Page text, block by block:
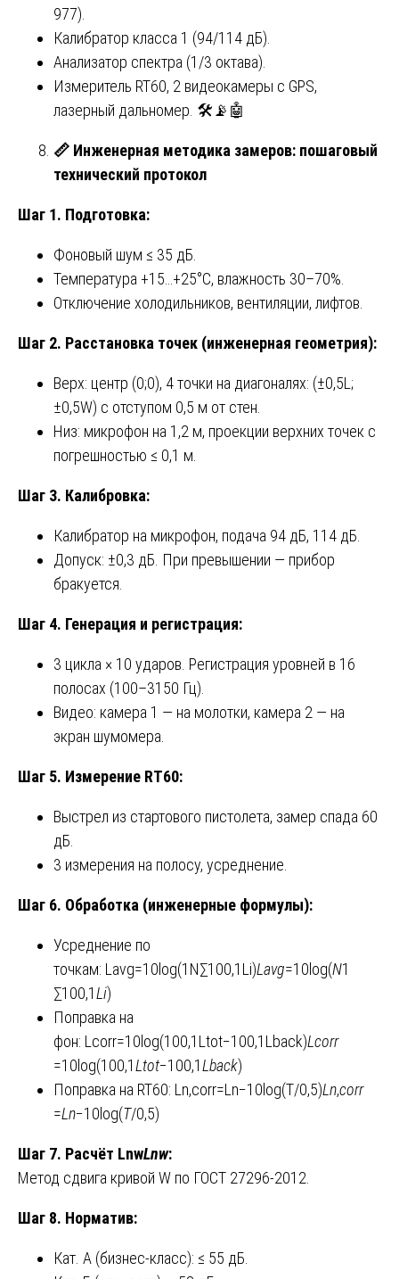
977).
Калибратор класса 1 (94/114 дБ).
Анализатор спектра (1/3 октава).
Измеритель RT60, 2 видеокамеры с GPS,
лазерный дальномер. 🛠️📡🤖
📏 Инженерная методика замеров: пошаговый
технический протокол
Шаг 1. Подготовка:
Фоновый шум ≤ 35 дБ.
Температура +15…+25°C, влажность 30–70%.
Отключение холодильников, вентиляции, лифтов.
Шаг 2. Расстановка точек (инженерная геометрия):
Верх: центр (0;0), 4 точки на диагоналях: (±0,5L;
±0,5W) с отступом 0,5 м от стен.
Низ: микрофон на 1,2 м, проекции верхних точек с
погрешностью ≤ 0,1 м.
Шаг 3. Калибровка:
Калибратор на микрофон, подача 94 дБ, 114 дБ.
Допуск: ±0,3 дБ. При превышении — прибор
бракуется.
Шаг 4. Генерация и регистрация:
3 цикла × 10 ударов. Регистрация уровней в 16
полосах (100–3150 Гц).
Видео: камера 1 — на молотки, камера 2 — на
экран шумомера.
Шаг 5. Измерение RT60:
Выстрел из стартового пистолета, замер спада 60
дБ.
3 измерения на полосу, усреднение.
Шаг 6. Обработка (инженерные формулы):
Усреднение по
точкам: Lavg=10log⁡(1N∑100,1Li)Lavg​=10log(N1​
∑100,1Li​)
Поправка на
фон: Lcorr=10log⁡(100,1Ltot−100,1Lback)Lcorr
=10log(100,1L tot​−100,1Lback​)
Поправка на RT60: Ln,corr=Ln−10log⁡(T/0,5)Ln,corr
=Ln​−10log(T/0,5)
Шаг 7. Расчёт LnwLnw:
Метод сдвига кривой W по ГОСТ 27296-2012.
Шаг 8. Норматив:
Кат. А (бизнес-класс): ≤ 55 дБ.